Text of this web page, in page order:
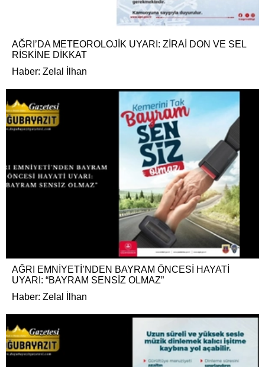
AĞRI’DA METEOROLOJİK UYARI: ZİRAİ DON VE SEL
RİSKİNE DİKKAT
Haber: Zelal İlhan
AĞRI EMNİYETİ’NDEN BAYRAM ÖNCESİ HAYATİ
UYARI: “BAYRAM SENSİZ OLMAZ”
Haber: Zelal İlhan